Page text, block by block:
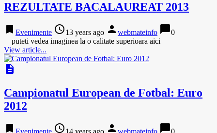
REZULTATE BACALAUREAT 2013
bookmark Evenimente access_time13 years ago person webmateinfo chat_bubble0
puteti vedea imaginea la o calitate superioara aici
View article...
description
Campionatul European de Fotbal: Euro
2012
bookmark Evenimente access_time14 years ago person webmateinfo chat_bubble0